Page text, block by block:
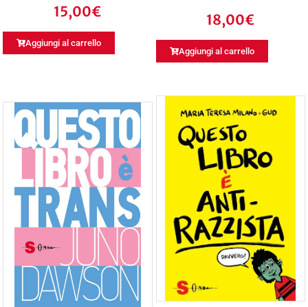
15,00€
Aggiungi al carrello
18,00€
Aggiungi al carrello